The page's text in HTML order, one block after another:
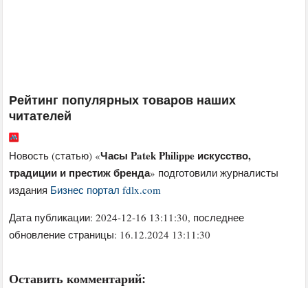
Рейтинг популярных товаров наших
читателей
Новость (статью) «Часы Patek Philippe искусство,
традиции и престиж бренда» подготовили журналисты
издания Бизнес портал fdlx.com
Дата публикации:2024-12-16 13:11:30, последнее
обновление страницы: 16.12.2024 13:11:30
Оставить комментарий: